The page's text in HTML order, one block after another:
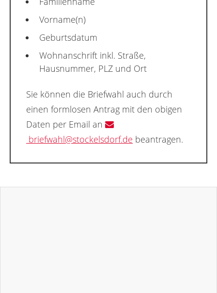
Vorname(n)
Geburtsdatum
Wohnanschrift inkl. Straße,
Hausnummer, PLZ und Ort
Sie können die Briefwahl auch durch
einen formlosen Antrag mit den obigen
Daten per Email an
briefwahl@stockelsdorf.de beantragen.